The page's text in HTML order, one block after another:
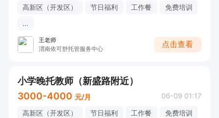
高新区（开发区） 节日福利 工作餐
免费培训
...
王老师
渭南依可舒托管服务中心
点击查看
小学晚托教师（新盛路附近）
3000-4000 元/月 06-09 01:17
高新区（开发区） 节日福利 工作餐
免费培训